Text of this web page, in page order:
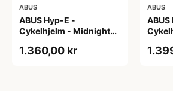
ABUS
ABUS Hyp-E -
Cykelhjelm - Midnight
1.360,00 kr
ABUS